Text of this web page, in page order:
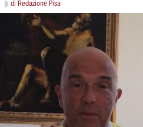
di Redazione Pisa